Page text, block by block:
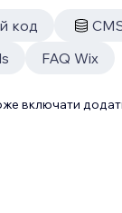
код
FAQ Wix
включати